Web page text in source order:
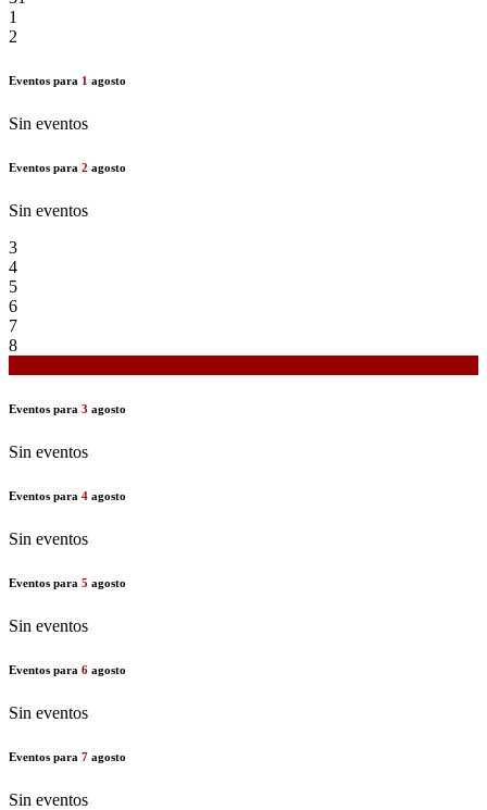
1
2
Eventos para 1 agosto
Sin eventos
Eventos para 2 agosto
Sin eventos
3
4
5
6
7
8
Eventos para 3 agosto
Sin eventos
Eventos para 4 agosto
Sin eventos
Eventos para 5 agosto
Sin eventos
Eventos para 6 agosto
Sin eventos
Eventos para 7 agosto
Sin eventos